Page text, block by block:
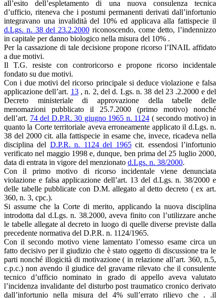
all’esito dell’espletamento di una nuova consulenza tecnica
d’ufficio, riteneva che i postumi permanenti derivati dall’infortunio
integravano una invalidità del 10% ed applicava alla fattispecie il
d.Lgs. n. 38 del 23.2.2000 riconoscendo, come detto, l’indennizzo
in capitale per danno biologico nella misura del 10% .
Per la cassazione di tale decisione propone ricorso l’INAIL affidato
a due motivi.
Il T.G. resiste con controricorso e propone ricorso incidentale
fondato su due motivi.
Con i due motivi del ricorso principale si deduce violazione e falsa
applicazione dell’art. 13, n. 2, del d. Lgs. n. 38 del 23 .2.2000 e del
Decreto ministeriale di approvazione della tabelle delle
menomazioni pubblicato il 25.7.2000 (primo motivo) nonché
dell’art. 74 del D.P.R. 30 giugno 1965 n. 1124 ( secondo motivo) in
quanto la Corte territoriale aveva erroneamente applicato il d.Lgs. n.
38 del 2000 cit. alla fattispecie in esame che, invece, ricadeva nella
disciplina del D.P.R. n. 1124 del 1965cit. essendosi l’infortunio
verificato nel maggio 1998 e, dunque, ben prima del 25 luglio 2000,
data di entrata in vigore del menzionato d.Lgs. n. 38/2000.
Con il primo motivo di ricorso incidentale viene denunciata
violazione e falsa applicazione dell’art. 13 del d.Lgs. n. 38/2000 e
delle tabelle pubblicate con D.M. allegato al detto decreto ( ex art.
360, n. 3, cpc.).
Si assume che la Corte di merito, applicando la nuova disciplina
introdotta dal d.Lgs. n. 38.2000, aveva finito con l’utilizzare anche
le tabelle allegate al decreto in luogo di quelle diverse previste dalla
precedente normativa del D.P.R. n. 1124/1965.
Con il secondo motivo viene lamentato l’omesso esame circa un
fatto decisivo per il giudizio che è stato oggetto di discussione tra le
parti nonché illogicità di motivazione ( in relazione all’art. 360, n.5,
c.p.c.) non avendo il giudice del gravame rilevato che il consulente
tecnico d’ufficio nominato in grado di appello aveva valutato
l’incidenza invalidante del disturbo post traumatico cronico derivato
dall’infortunio nella misura del 4% sull’errato rilievo che . .il